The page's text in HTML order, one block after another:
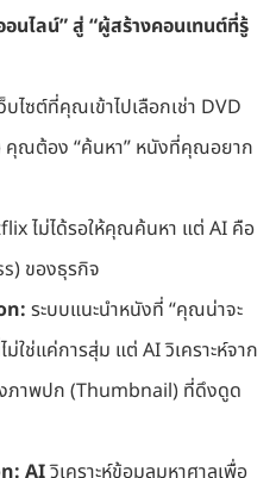
นไลน์” สู่ “ผู้สร้างคอนเทนต์ที่รู้
บไซต์ที่คุณเข้าไปเลือกเช่า DVD
ณต้อง “ค้นหา” หนังที่คุณอยาก
ไม่ได้รอให้คุณค้นหา แต่ AI คือ
ของธุรกิจ
ระบบแนะนำหนังที่ “คุณน่าจะ
ใช่แค่การสุ่ม แต่ AI วิเคราะห์จาก
งภาพปก (Thumbnail) ที่ดึงดูด
AIวิเคราะห์ข้อมูลมหาศาลเพื่อ